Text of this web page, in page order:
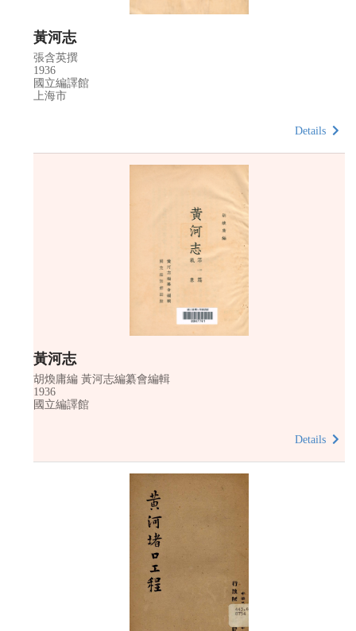
黃河志
張含英撰
1936
國立編譯館
上海市
Details
黃河志
胡煥庸編 黃河志編纂會編輯
1936
國立編譯館
Details